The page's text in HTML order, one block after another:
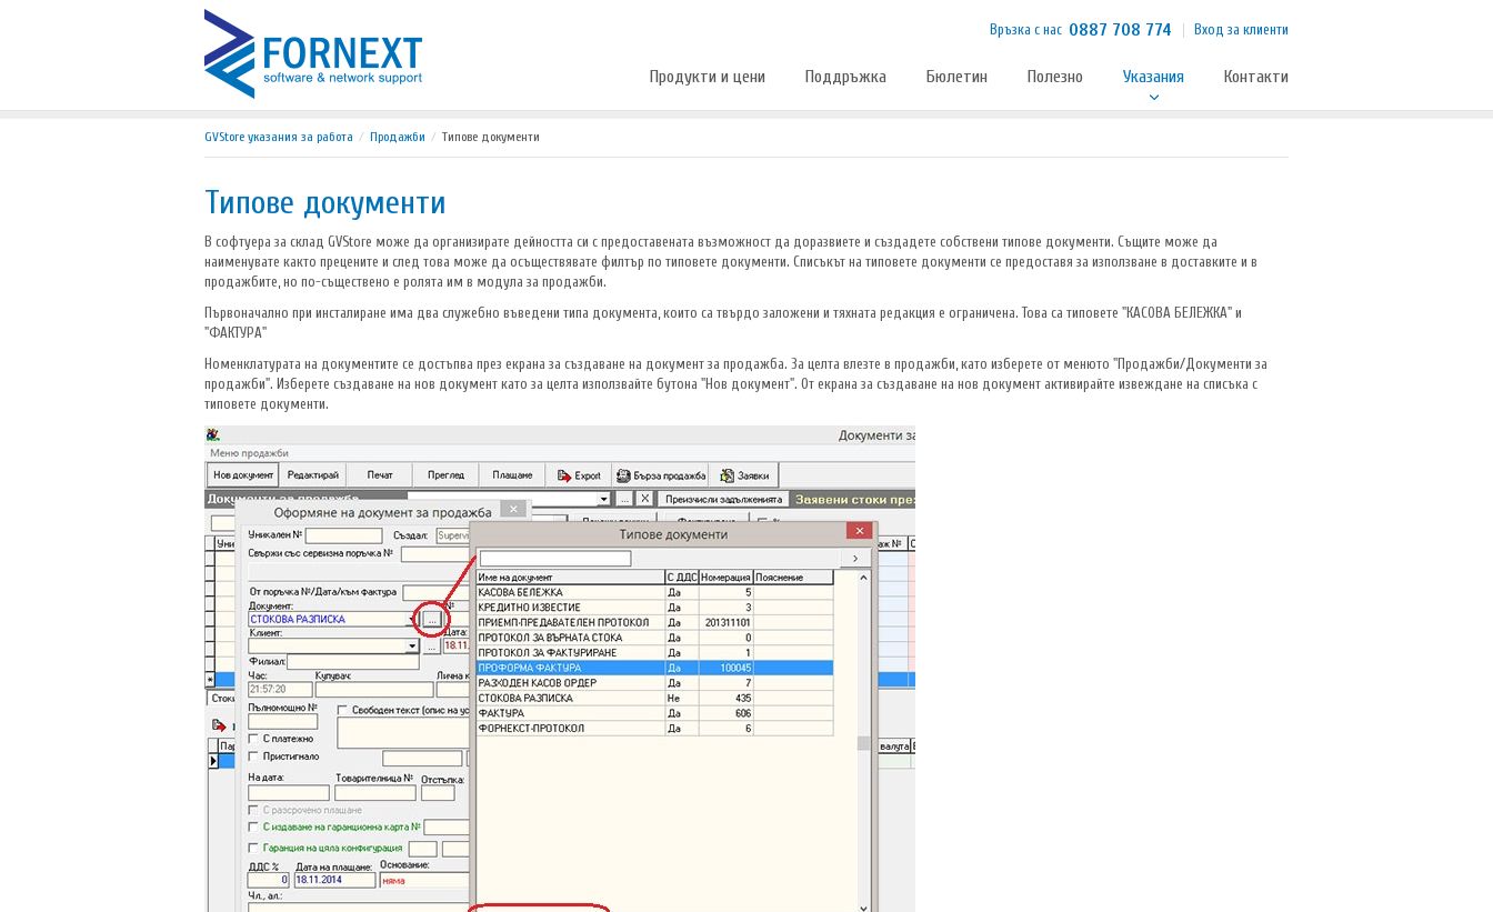
Продукти и цени Поддръжка Бюлетин Полезно Указания Контакти
Връзка с нас 0887 708 774 Вход за клиенти
GVStore указания за работа Продажби Типове документи
Типове документи
В софтуера за склад GVStore може да организирате дейността си с предоставената възможност да доразвиете и създадете собствени типове документи. Същите може да
наименувате както прецените и след това може да осъществявате филтър по типовете документи. Списъкът на типовете документи се предоставя за използване в доставките и в
продажбите, но по-съществено е ролята им в модула за продажби.
Първоначално при инсталиране има два служебно въведени типа документа, които са твърдо заложени и тяхната редакция е ограничена. Това са типовете "КАСОВА БЕЛЕЖКА" и
"ФАКТУРА"
Номенклатурата на документите се достъпва през екрана за създаване на документ за продажба. За целта влезте в продажби, като изберете от менюто "Продажби/Документи за
продажби". Изберете създаване на нов документ като за целта използвайте бутона "Нов документ". От екрана за създаване на нов документ активирайте извеждане на списъка с
типовете документи.